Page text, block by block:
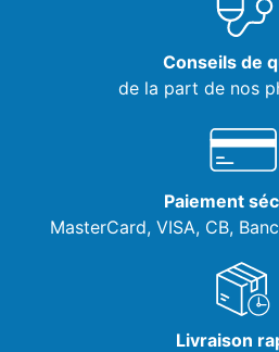
Conseils de
de la part de nos
Paiement
MasterCard, VISA, CB,
Livraison